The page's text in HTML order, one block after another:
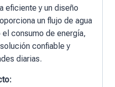
eficiente y un diseño
un flujo de agua
consumo de energía,
confiable y
diarias.